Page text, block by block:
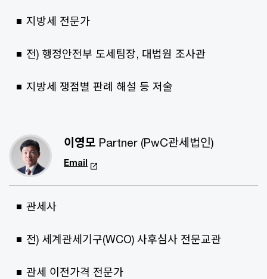
지방세 전문가
전) 행정안전부 도세팀장, 대법원 조사관
지방세 쟁점별 판례 해설 등 저술
이영모 Partner (PwC관세법인)
Email
관세사
전) 세계관세기구(WCO) 사후심사 전문교관
관세 이전가격 전문가